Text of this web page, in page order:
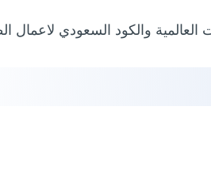
والكود السعودي لاعمال